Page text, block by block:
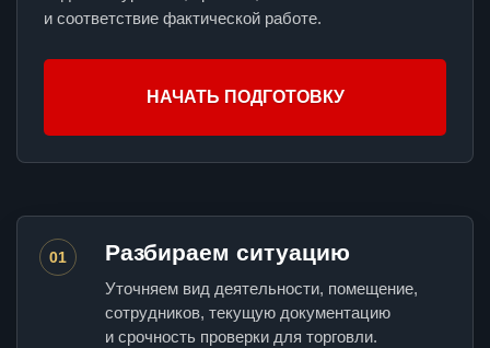
и соответствие фактической работе.
НАЧАТЬ ПОДГОТОВКУ
01 Разбираем ситуацию
Уточняем вид деятельности, помещение,
сотрудников, текущую документацию
и срочность проверки для торговли.